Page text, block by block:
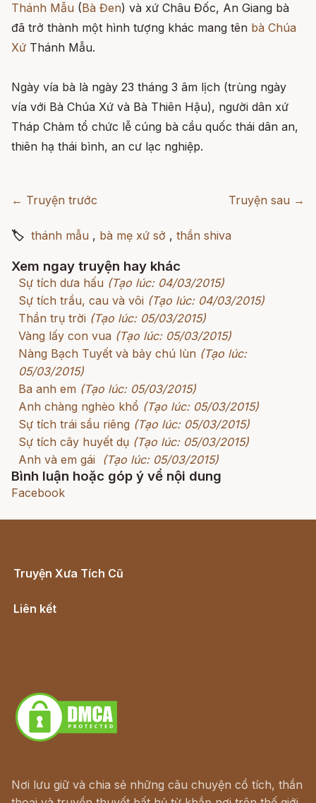
Thánh Mẫu (Bà Đen) và xứ Châu Đốc, An Giang bà
đã trở thành một hình tượng khác mang tên bà Chúa
Xứ Thánh Mẫu.
Ngày vía bà là ngày 23 tháng 3 âm lịch (trùng ngày
vía với Bà Chúa Xứ và Bà Thiên Hậu), người dân xứ
Tháp Chàm tổ chức lễ cúng bà cầu quốc thái dân an,
thiên hạ thái bình, an cư lạc nghiệp.
← Truyện trước Truyện sau →
🏷 thánh mẫu , bà mẹ xứ sở , thần shiva
Xem ngay truyện hay khác
Sự tích dưa hấu (Tạo lúc: 04/03/2015)
Sự tích trầu, cau và vôi (Tạo lúc: 04/03/2015)
Thần trụ trời (Tạo lúc: 05/03/2015)
Vàng lấy con vua (Tạo lúc: 05/03/2015)
Nàng Bạch Tuyết và bảy chú lùn (Tạo lúc:
05/03/2015)
Ba anh em (Tạo lúc: 05/03/2015)
Anh chàng nghèo khổ (Tạo lúc: 05/03/2015)
Sự tích trái sầu riêng (Tạo lúc: 05/03/2015)
Sự tích cây huyết dụ (Tạo lúc: 05/03/2015)
Anh và em gái
(Tạo lúc: 05/03/2015)
Bình luận hoặc góp ý về nội dung
Facebook
Truyện Xưa Tích Cũ
Liên kết
Nơi lưu giữ và chia sẻ những câu chuyện cổ tích, thần